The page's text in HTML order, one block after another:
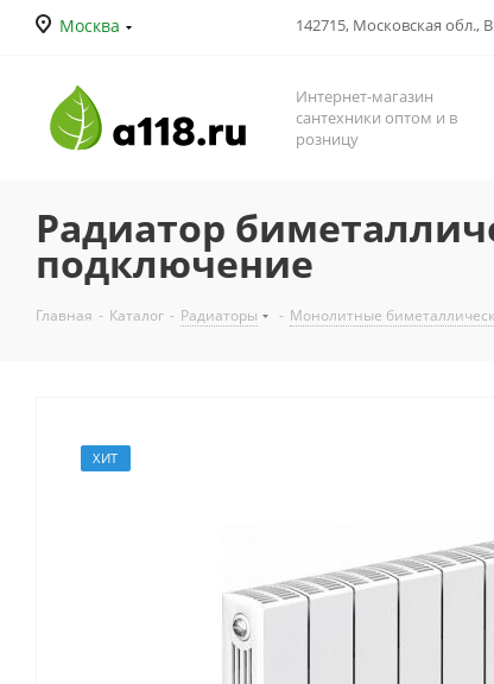
Москва 142715, Московская обл.,
Интернет-магазин
сантехники оптом и в
розницу
Радиатор
подключение
Главная - Каталог - Радиаторы - Монолитные
ХИТ